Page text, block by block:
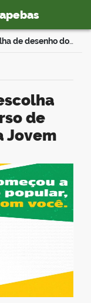
Votação aberta para escolha de desenho do Concurso de uniformes da Fanfarra Jovem
de
Jovem